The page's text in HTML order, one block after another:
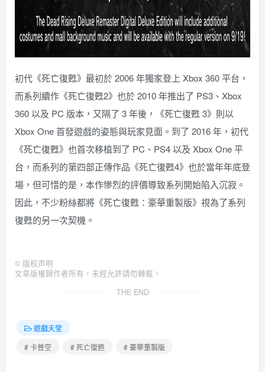
初代《死亡復甦》最初於 2006 年獨家登上 Xbox 360 平台，
而系列續作《死亡復甦2》也於 2010 年推出了 PS3、Xbox
360 以及 PC 版本，又隔了 3 年後，《死亡復甦 3》則以
Xbox One 首發遊戲的姿態與玩家見面。到了 2016 年，初代
《死亡復甦》也首次移植到了 PC、PS4 以及 Xbox One 平
台，而系列的第四部正傳作品《死亡復甦4》也於當年年底登
場，但可惜的是，本作慘烈的評價導致系列開始陷入沉寂。
因此，不少粉絲都將《死亡復甦：豪華重製版》視為了系列
復甦的另一次契機。
© 版权声明
文章版權歸作者所有，未經允許請勿轉載。
THE END
遊戲天堂
# 卡普空
# 死亡復甦 # 豪華重製版